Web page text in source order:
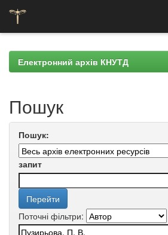
navigationЕлектронний архів КНУТД
Пошук
Пошук:
запит
Поточні фільтри: